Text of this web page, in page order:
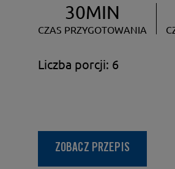
30MIN
CZAS PRZYGOTOWANIA
Liczba porcji: 6
ZOBACZ PRZEPIS